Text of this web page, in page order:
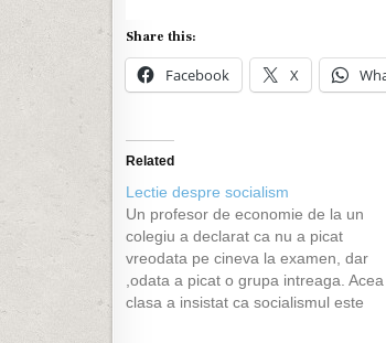
Share this:
Facebook X
Related
Lectie despre socialism
Un profesor de economie de la un
colegiu a declarat ca nu a picat
vreodata pe cineva la examen, dar
,odata a picat o grupa intreaga. Acea
clasa a insistat ca socialismul este